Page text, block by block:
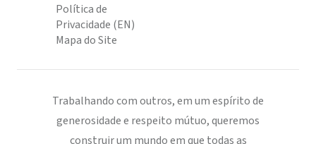
Política de
Privacidade (EN)
Mapa do Site
Trabalhando com outros, em um espírito de
generosidade e respeito mútuo, queremos
construir um mundo em que todas as